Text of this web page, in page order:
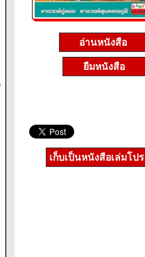
อ่านหนังสือ
ยืมหนังสือ
เก็บเป็นหนังสือเล่มโป